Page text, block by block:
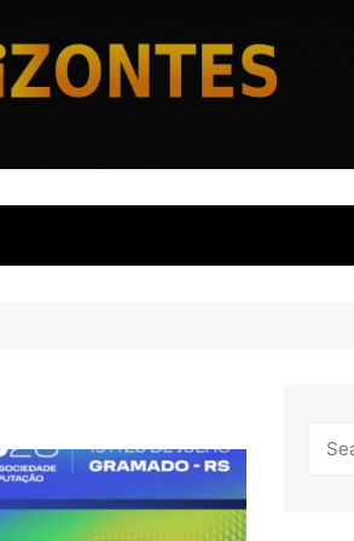
Horizontes